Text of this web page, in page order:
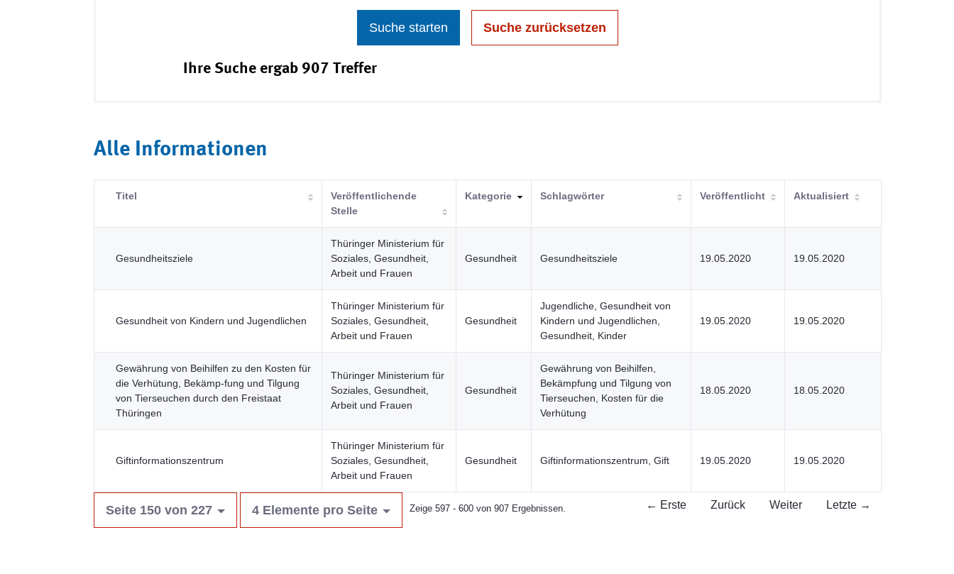
Suche starten Suche zurücksetzen
Ihre Suche ergab 907 Treffer
Alle Informationen
Titel
Veröffentlichende
Stelle
Kategorie Schlagwörter Veröffentlicht Aktualisiert
Gesundheitsziele
Thüringer Ministerium für
Soziales, Gesundheit,
Arbeit und Frauen
Gesundheit Gesundheitsziele 19.05.2020 19.05.2020
Gesundheit von Kindern und Jugendlichen
Thüringer Ministerium für
Soziales, Gesundheit,
Arbeit und Frauen
Gesundheit
Jugendliche, Gesundheit von
Kindern und Jugendlichen,
Gesundheit, Kinder
19.05.2020 19.05.2020
Gewährung von Beihilfen zu den Kosten für
die Verhütung, Bekämp-fung und Tilgung
von Tierseuchen durch den Freistaat
Thüringen
Thüringer Ministerium für
Soziales, Gesundheit,
Arbeit und Frauen
Gesundheit
Gewährung von Beihilfen,
Bekämpfung und Tilgung von
Tierseuchen, Kosten für die
Verhütung
18.05.2020 18.05.2020
Giftinformationszentrum
Thüringer Ministerium für
Soziales, Gesundheit,
Arbeit und Frauen
Gesundheit Giftinformationszentrum, Gift 19.05.2020 19.05.2020
Seite 150 von 227 4 Elemente pro Seite Zeige 597 - 600 von 907 Ergebnissen. ← Erste Zurück Weiter Letzte →